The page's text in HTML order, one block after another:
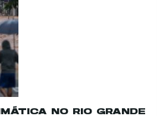
NO RIO GRANDE